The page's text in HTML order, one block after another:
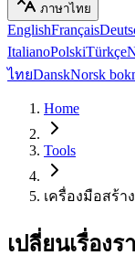
ภาษาไทย
EnglishFrançais
ItalianoPolskiTürkçe
ไทยDanskNorsk
Home
Tools
เครื่องมือสร้า
เปลี่ยนเรื่อง